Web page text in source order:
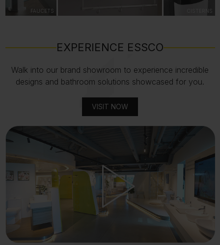
FAUCETS CISTERNS
EXPERIENCE ESSCO
Walk into our brand showroom to experience incredible
designs and bathroom solutions showcased for you.
VISIT NOW